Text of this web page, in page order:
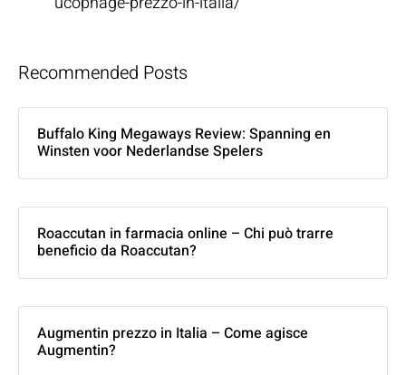
Recommended Posts
Buffalo King Megaways Review: Spanning en
Winsten voor Nederlandse Spelers
Roaccutan in farmacia online – Chi può trarre
beneficio da Roaccutan?
Augmentin prezzo in Italia – Come agisce
Augmentin?